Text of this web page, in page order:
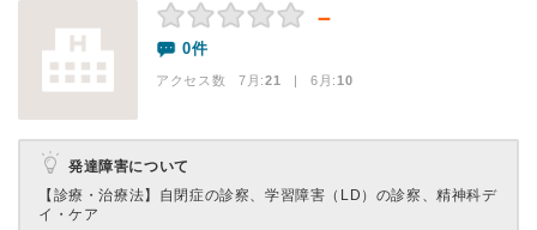
－
0件
アクセス数 7月:21 | 6月:10
発達障害について
【診療・治療法】 自閉症の診察、学習障害（LD）の診察、精神科デ
イ・ケア